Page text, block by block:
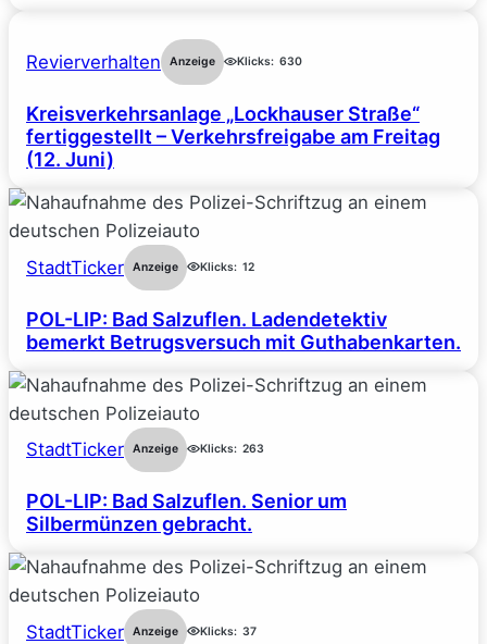
Revierverhalten Anzeige Klicks: 630
Kreisverkehrsanlage „Lockhauser Straße“
fertiggestellt – Verkehrsfreigabe am Freitag
(12. Juni)
StadtTicker Anzeige Klicks: 12
POL-LIP: Bad Salzuflen. Ladendetektiv
bemerkt Betrugsversuch mit Guthabenkarten.
StadtTicker Anzeige Klicks: 263
POL-LIP: Bad Salzuflen. Senior um
Silbermünzen gebracht.
StadtTicker Anzeige Klicks: 37